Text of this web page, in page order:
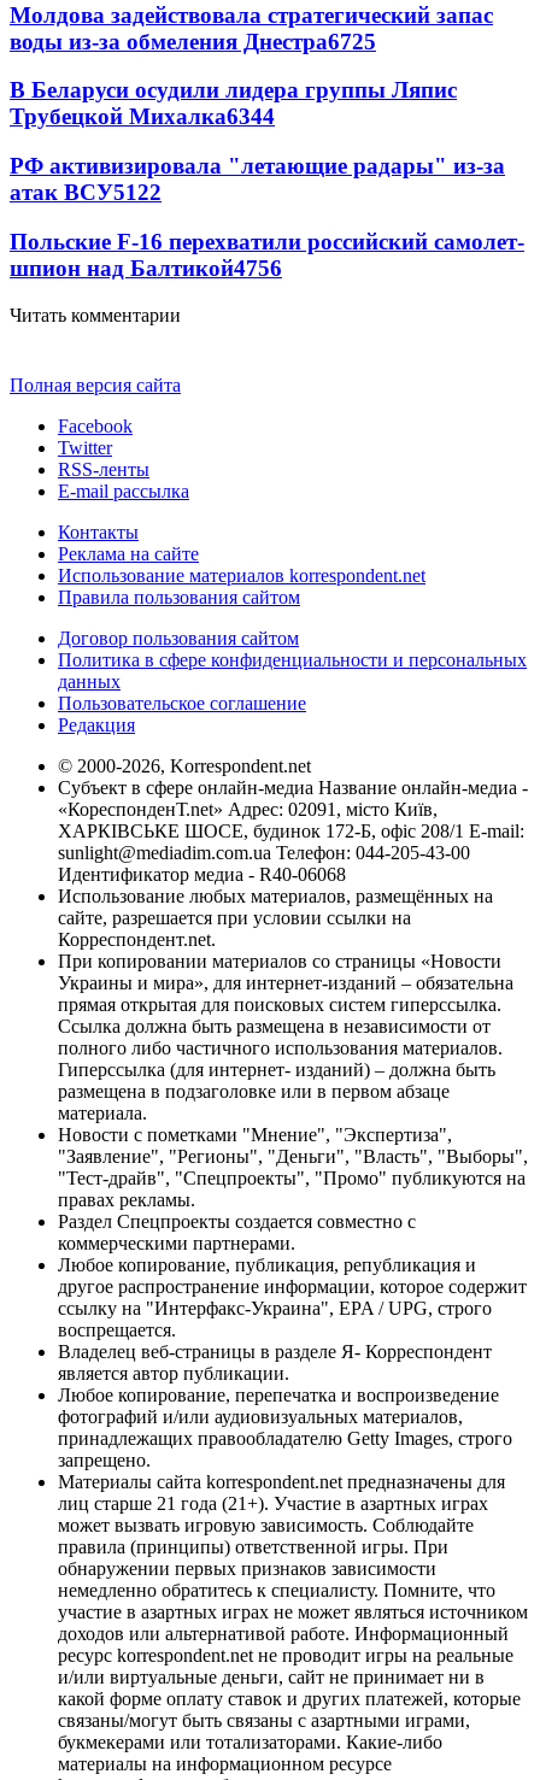
Молдова задействовала стратегический запас
воды из-за обмеления Днестра6725
В Беларуси осудили лидера группы Ляпис
Трубецкой Михалка6344
РФ активизировала "летающие радары" из-за
атак ВСУ5122
Польские F-16 перехватили российский самолет-
шпион над Балтикой4756
Читать комментарии
Полная версия сайта
Facebook
Twitter
RSS-ленты
E-mail рассылка
Контакты
Реклама на сайте
Использование материалов korrespondent.net
Правила пользования сайтом
Договор пользования сайтом
Политика в сфере конфиденциальности и персональных
данных
Пользовательское соглашение
Редакция
© 2000-2026, Korrespondent.net
Субъект в сфере онлайн-медиа Название онлайн-медиа -
«КореспонденТ.net» Адрес: 02091, місто Київ,
ХАРКІВСЬКЕ ШОСЕ, будинок 172-Б, офіс 208/1 E-mail:
sunlight@mediadim.com.ua Телефон: 044-205-43-00
Идентификатор медиа - R40-06068
Использование любых материалов, размещённых на
сайте, разрешается при условии ссылки на
Корреспондент.net.
При копировании материалов со страницы «Новости
Украины и мира», для интернет-изданий – обязательна
прямая открытая для поисковых систем гиперссылка.
Ссылка должна быть размещена в независимости от
полного либо частичного использования материалов.
Гиперссылка (для интернет- изданий) – должна быть
размещена в подзаголовке или в первом абзаце
материала.
Новости с пометками "Мнение", "Экспертиза",
"Заявление", "Регионы", "Деньги", "Власть", "Выборы",
"Тест-драйв", "Спецпроекты", "Промо" публикуются на
правах рекламы.
Раздел Спецпроекты создается совместно с
коммерческими партнерами.
Любое копирование, публикация, републикация и
другое распространение информации, которое содержит
ссылку на "Интерфакс-Украина", EPA / UPG, строго
воспрещается.
Владелец веб-страницы в разделе Я- Корреспондент
является автор публикации.
Любое копирование, перепечатка и воспроизведение
фотографий и/или аудиовизуальных материалов,
принадлежащих правообладателю Getty Images, строго
запрещено.
Материалы сайта korrespondent.net предназначены для
лиц старше 21 года (21+). Участие в азартных играх
может вызвать игровую зависимость. Соблюдайте
правила (принципы) ответственной игры. При
обнаружении первых признаков зависимости
немедленно обратитесь к специалисту. Помните, что
участие в азартных играх не может являться источником
доходов или альтернативой работе. Информационный
ресурс korrespondent.net не проводит игры на реальные
и/или виртуальные деньги, сайт не принимает ни в
какой форме оплату ставок и других платежей, которые
связаны/могут быть связаны с азартными играми,
букмекерами или тотализаторами. Какие-либо
материалы на информационном ресурсе